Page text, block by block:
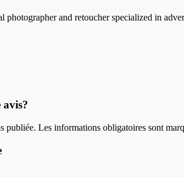
photographer and retoucher specialized in
publiée. Les informations obligatoires sont